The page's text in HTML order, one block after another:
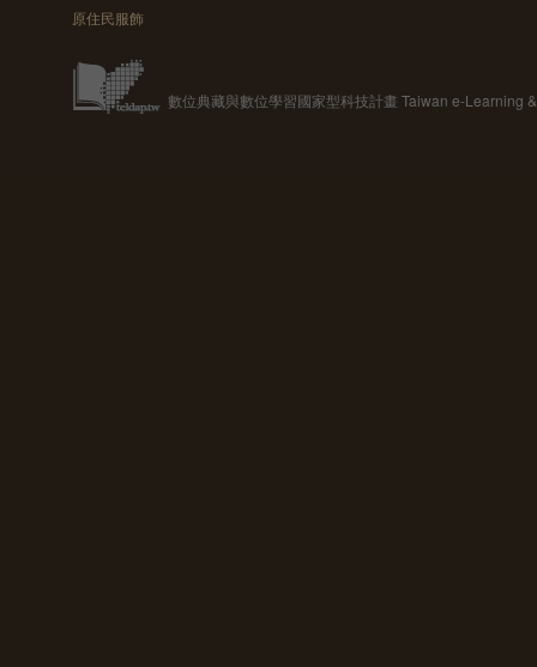
原住民服飾
數位典藏與數位學習國家型科技計畫 Taiwan e-Learning